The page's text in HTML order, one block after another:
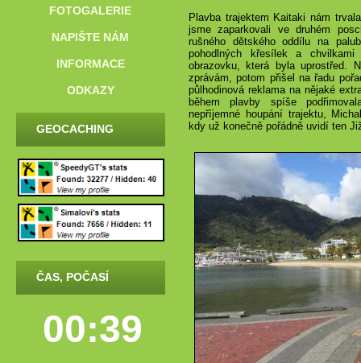
FOTOGALERIE
NAPIŠTE NÁM
INFORMACE
ODKAZY
GEOCACHING
ČAS, POČASÍ
00:39
Plavba trajektem Kaitaki nám
jsme zaparkovali ve druhém
rušného dětského oddílu na
pohodlných křesílek a
obrazovku, která byla uprostřed.
zprávám, potom přišel na řadu
půlhodinová reklama na nějaké
během plavby spíše
nepříjemné houpání trajektu,
kdy už konečně pořádně uvidí ten